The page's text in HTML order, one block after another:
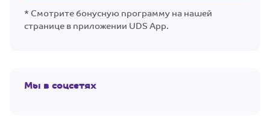
* Смотрите бонусную программу на нашей
странице в приложении UDS App.
Мы в соцсетях